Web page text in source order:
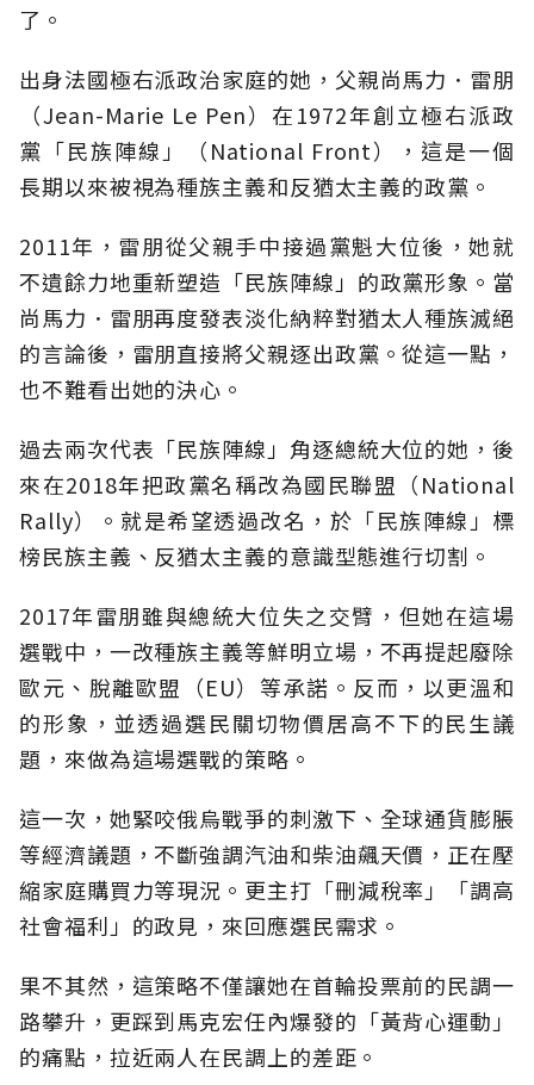
了。
出身法國極右派政治家庭的她，父親尚馬力．雷朋
（Jean-Marie Le Pen）在1972年創立極右派政
黨「民族陣線」（National Front），這是一個
長期以來被視為種族主義和反猶太主義的政黨。
2011年，雷朋從父親手中接過黨魁大位後，她就
不遺餘力地重新塑造「民族陣線」的政黨形象。當
尚馬力．雷朋再度發表淡化納粹對猶太人種族滅絕
的言論後，雷朋直接將父親逐出政黨。從這一點，
也不難看出她的決心。
過去兩次代表「民族陣線」角逐總統大位的她，後
來在2018年把政黨名稱改為國民聯盟（National
Rally）。就是希望透過改名，於「民族陣線」標
榜民族主義、反猶太主義的意識型態進行切割。
2017年雷朋雖與總統大位失之交臂，但她在這場
選戰中，一改種族主義等鮮明立場，不再提起廢除
歐元、脫離歐盟（EU）等承諾。反而，以更溫和
的形象，並透過選民關切物價居高不下的民生議
題，來做為這場選戰的策略。
這一次，她緊咬俄烏戰爭的刺激下、全球通貨膨脹
等經濟議題，不斷強調汽油和柴油飆天價，正在壓
縮家庭購買力等現況。更主打「刪減稅率」「調高
社會福利」的政見，來回應選民需求。
果不其然，這策略不僅讓她在首輪投票前的民調一
路攀升，更踩到馬克宏任內爆發的「黃背心運動」
的痛點，拉近兩人在民調上的差距。